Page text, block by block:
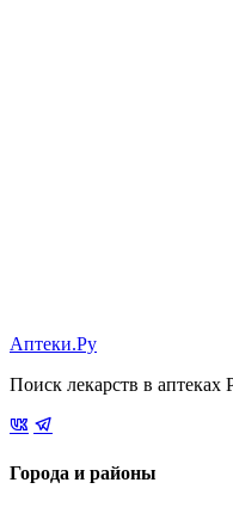
Аптеки.Ру
Поиск лекарств в
Города и районы